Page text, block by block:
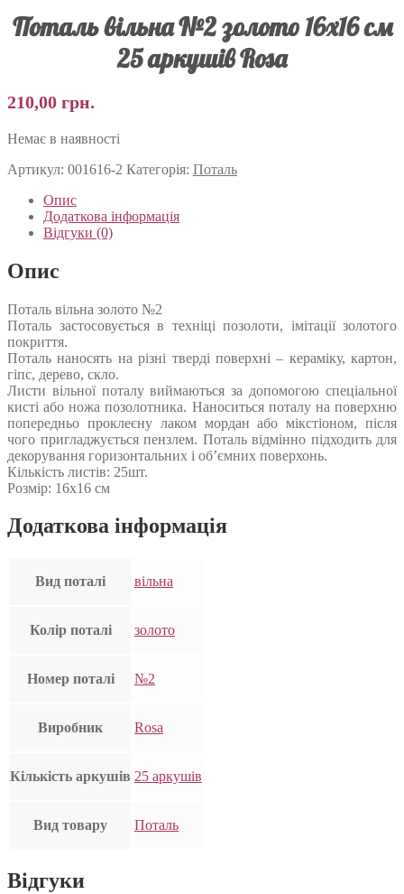
Поталь вільна №2 золото 16х16 см
25 аркушів Rosa
210,00 грн.
Немає в наявності
Артикул: 001616-2 Категорія: Поталь
Опис
Додаткова інформація
Відгуки (0)
Опис
Поталь вільна золото №2
Поталь застосовується в техніці позолоти, імітації золотого
покриття.
Поталь наносять на різні тверді поверхні – кераміку, картон,
гіпс, дерево, скло.
Листи вільної поталу виймаються за допомогою спеціальної
кисті або ножа позолотника. Наноситься поталу на поверхню
попередньо проклеєну лаком мордан або мікстіоном, після
чого пригладжується пензлем. Поталь відмінно підходить для
декорування горизонтальних і об’ємних поверхонь.
Кількість листів: 25шт.
Розмір: 16х16 см
Додаткова інформація
Вид поталі вільна
Колір поталі золото
Номер поталі №2
Виробник Rosa
Кількість аркушів 25 аркушів
Вид товару Поталь
Відгуки